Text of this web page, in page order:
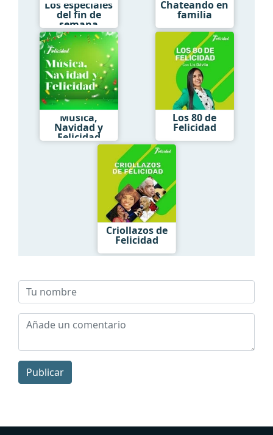
Los especiales
del fin de
semana
Chateando en
familia
Música,
Navidad y
Felicidad
Los 80 de
Felicidad
Criollazos de
Felicidad
Publicar